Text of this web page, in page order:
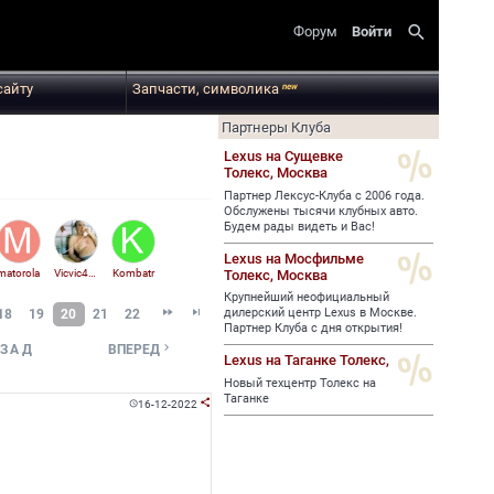
Форум Войти search
Запчасти, символикаnew
Vicvic470 Kombatr
19 20 21 22  
ВПЕРЕД 
16-12-2022 
Партнеры Клуба
Lexus на Сущевке
Толекс, Москва
Партнер Лексус-Клуба с 2006 года.
Обслужены тысячи клубных авто.
Будем рады видеть и Вас!
Lexus на Мосфильме
Толекс, Москва
Крупнейший неофициальный
дилерский центр Lexus в Москве.
Партнер Клуба с дня открытия!
Lexus на Таганке Толекс,
Новый техцентр Толекс на
Таганке